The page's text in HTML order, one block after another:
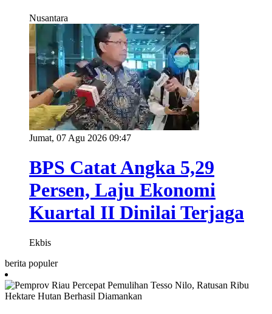
Nusantara
Jumat, 07 Agu 2026 09:47
BPS Catat Angka 5,29
Persen, Laju Ekonomi
Kuartal II Dinilai Terjaga
Ekbis
berita populer